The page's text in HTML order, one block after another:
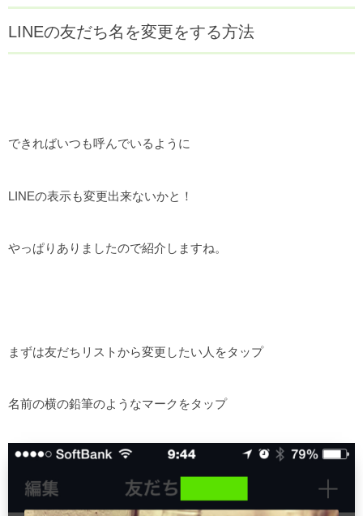
LINEの友だち名を変更をする方法
できればいつも呼んでいるように
LINEの表示も変更出来ないかと！
やっぱりありましたので紹介しますね。
まずは友だちリストから変更したい人をタップ
名前の横の鉛筆のようなマークをタップ